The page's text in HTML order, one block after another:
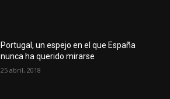
Portugal, un espejo en el que España
nunca ha querido mirarse
25 abril, 2018